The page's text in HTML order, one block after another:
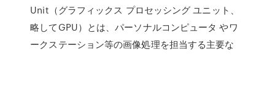
Unit（グラフィックス プロセッシング ユニット、
略してGPU）とは、パーソナルコンピュータ やワ
ークステーション等の画像処理を担当する主要な